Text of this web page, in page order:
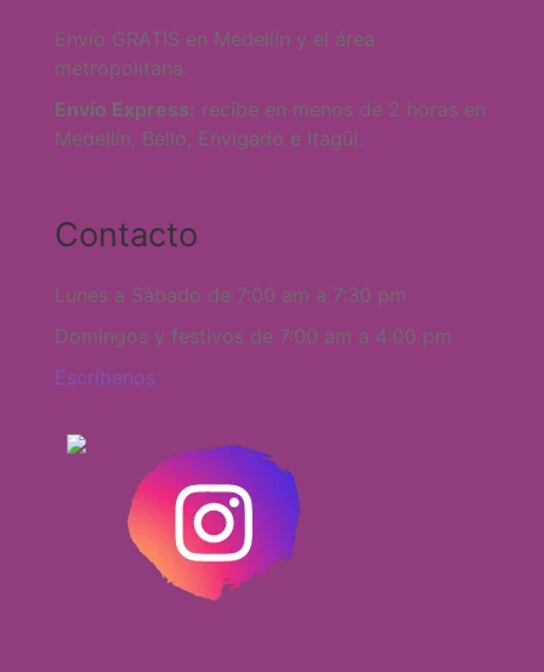
Envío GRATIS en Medellín y el área
metropolitana.
Envío Express: recibe en menos de 2 horas en
Medellín, Bello, Envigado e Itagüí.
Contacto
Lunes a Sábado de 7:00 am a 7:30 pm
Domingos y festivos de 7:00 am a 4:00 pm
Escríbenos